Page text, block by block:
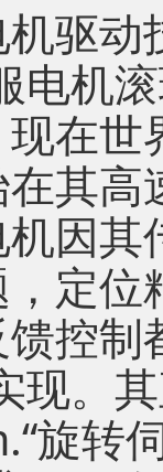
驱
电机
在
其
因
定
控制
现。
旋转